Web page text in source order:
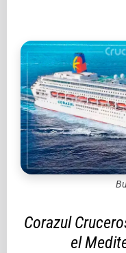
Corazul
el